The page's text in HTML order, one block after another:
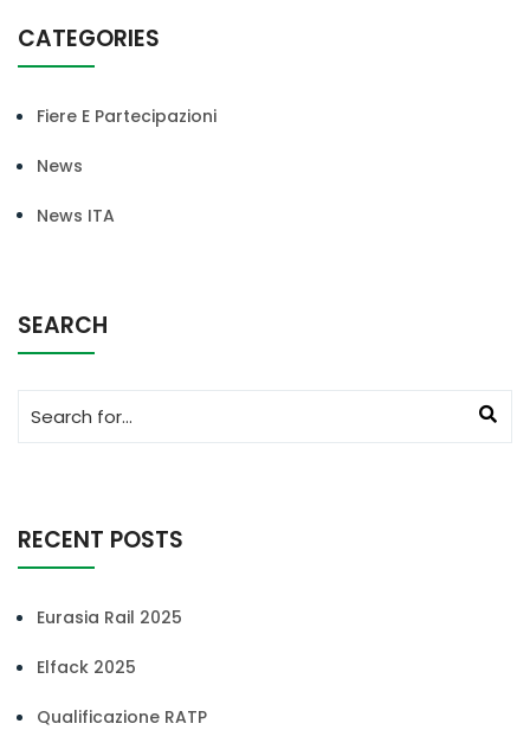
CATEGORIES
Fiere E Partecipazioni
News
News ITA
SEARCH
RECENT POSTS
Eurasia Rail 2025
Elfack 2025
Qualificazione RATP